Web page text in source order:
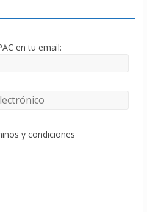
en tu email:
y condiciones